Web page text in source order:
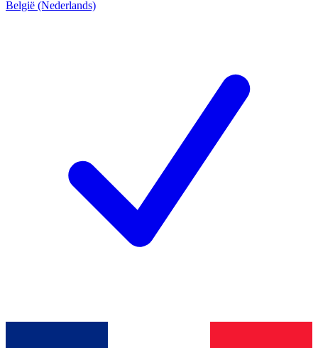
België (Nederlands)